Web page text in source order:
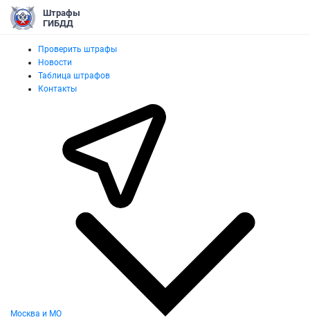
Штрафы
ГИБДД
Проверить штрафы
Новости
Таблица штрафов
Контакты
Москва и МО